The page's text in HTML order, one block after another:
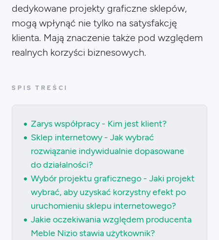
dedykowane projekty graficzne sklepów,
mogą wpłynąć nie tylko na satysfakcję
klienta. Mają znaczenie także pod względem
realnych korzyści biznesowych.
SPIS TREŚCI
Zarys współpracy - Kim jest klient?
Sklep internetowy - Jak wybrać
rozwiązanie indywidualnie dopasowane
do działalności?
Wybór projektu graficznego - Jaki projekt
wybrać, aby uzyskać korzystny efekt po
uruchomieniu sklepu internetowego?
Jakie oczekiwania względem producenta
Meble Nizio stawia użytkownik?